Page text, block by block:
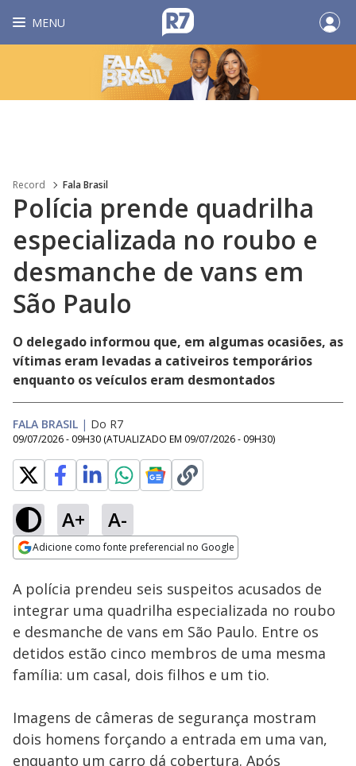
MENU
Record Fala Brasil
Polícia prende quadrilha
especializada no roubo e
desmanche de vans em
São Paulo
O delegado informou que, em algumas ocasiões, as
vítimas eram levadas a cativeiros temporários
enquanto os veículos eram desmontados
FALA BRASIL | Do R7
09/07/2026 - 09H30 (ATUALIZADO EM 09/07/2026 - 09H30)
A+ A-
Adicione como fonte preferencial no Google
em casa devido à
síncope vasovagal
Ativar
91.33%
A polícia prendeu seis suspeitos acusados de
integrar uma quadrilha especializada no roubo
e desmanche de vans em São Paulo. Entre os
detidos estão cinco membros de uma mesma
família: um casal, dois filhos e um tio.
Imagens de câmeras de segurança mostram
dois homens forçando a entrada em uma van,
enquanto um carro dá cobertura. Após